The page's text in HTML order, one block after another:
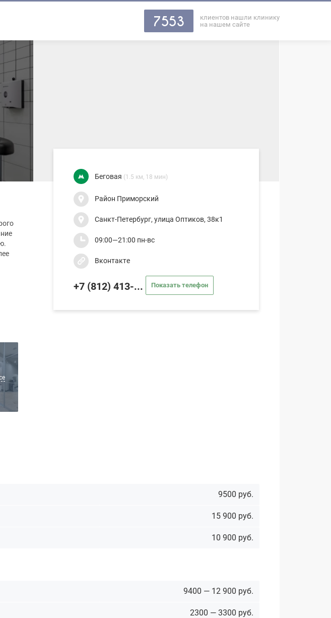
7553
клиентов нашли клинику
на нашем сайте
Беговая (1.5 км, 18 мин)
Район Приморский
Санкт-Петербург, улица Оптиков, 38к1
09:00—21:00 пн-вс
Вконтакте
+7 (812) 413-... Показать телефон
9500 руб.
15 900 руб.
10 900 руб.
9400 — 12 900 руб.
2300 — 3300 руб.